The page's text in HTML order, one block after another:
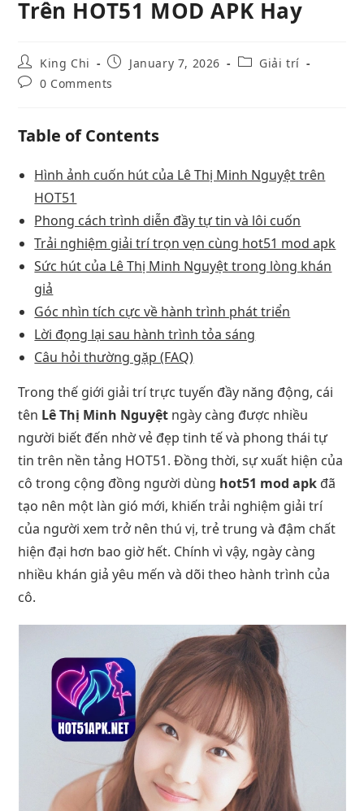
Trên HOT51 MOD APK Hay
King Chi January 7, 2026
Giải trí
0 Comments
Table of Contents
Hình ảnh cuốn hút của Lê Thị Minh Nguyệt trên
HOT51
Phong cách trình diễn đầy tự tin và lôi cuốn
Trải nghiệm giải trí trọn vẹn cùng hot51 mod apk
Sức hút của Lê Thị Minh Nguyệt trong lòng khán
giả
Góc nhìn tích cực về hành trình phát triển
Lời đọng lại sau hành trình tỏa sáng
Câu hỏi thường gặp (FAQ)
Trong thế giới giải trí trực tuyến đầy năng động, cái
tên Lê Thị Minh Nguyệt ngày càng được nhiều
người biết đến nhờ vẻ đẹp tinh tế và phong thái tự
tin trên nền tảng HOT51. Đồng thời, sự xuất hiện của
cô trong cộng đồng người dùng hot51 mod apk đã
tạo nên một làn gió mới, khiến trải nghiệm giải trí
của người xem trở nên thú vị, trẻ trung và đậm chất
hiện đại hơn bao giờ hết. Chính vì vậy, ngày càng
nhiều khán giả yêu mến và dõi theo hành trình của
cô.